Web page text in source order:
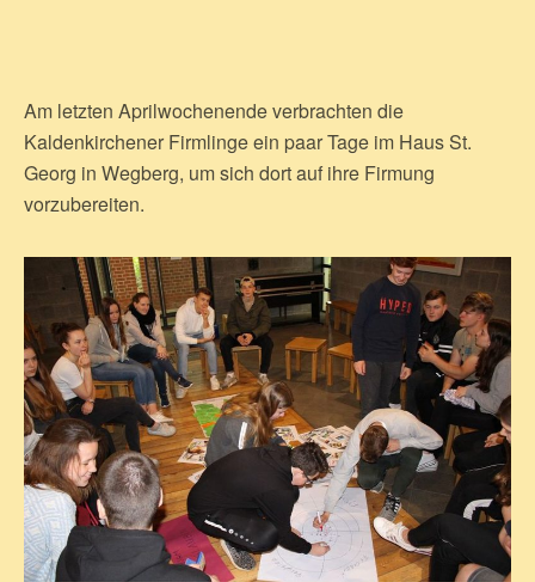
Am letzten Aprilwochenende verbrachten die
Kaldenkirchener Firmlinge ein paar Tage im Haus St.
Georg in Wegberg, um sich dort auf ihre Firmung
vorzubereiten.